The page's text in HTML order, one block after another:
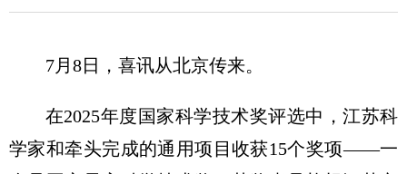
7月8日，喜讯从北京传来。
在2025年度国家科学技术奖评选中，江苏科
学家和牵头完成的通用项目收获15个奖项——一